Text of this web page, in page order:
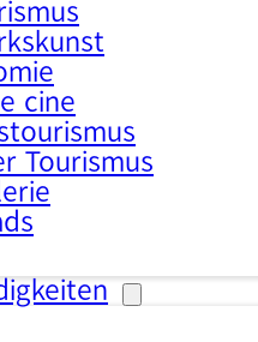
cine
Tourismus